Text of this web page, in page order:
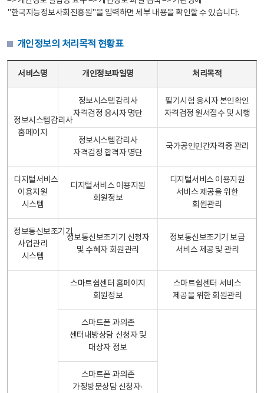
"한국지능정보사회진흥원"을 입력하면 세부 내용을 확인할 수 있습니다.
개인정보의 처리목적 현황표
서비스명 개인정보파일명 처리목적
정보시스템감리사
홈페이지
정보시스템감리사
자격검정 응시자 명단
필기시험 응시자 본인확인
자격검정 원서접수 및 시행
정보시스템감리사
자격검정 합격자 명단
국가공인민간자격증 관리
디지털서비스
이용지원
시스템
디지털서비스 이용지원
회원정보
디지털서비스 이용지원
서비스 제공을 위한
회원관리
정보통신보조기기
사업관리
시스템
정보통신보조기기 신청자
및 수혜자 회원관리
정보통신보조기기 보급
서비스 제공 및 관리
스마트쉼센터 홈페이지
회원정보
스마트쉼센터 서비스
제공을 위한 회원관리
스마트폰 과의존
센터내방상담 신청자 및
대상자 정보
스마트폰 과의존
가정방문상담 신청자·